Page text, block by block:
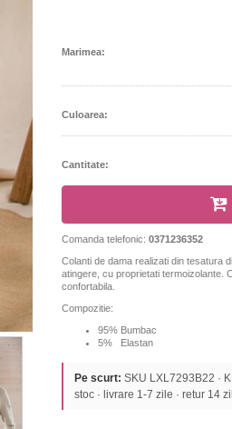
Marimea:
Culoarea:
Cantitate:
Comanda telefonic: 0371236352
Colanti de dama realizati din tesatura
atingere, cu proprietati termoizolante.
confortabila.
Compozitie:
95% Bumbac
5% Elastan
Pe scurt: SKU LXL7293B22 ·
stoc · livrare 1-7 zile · retur 14